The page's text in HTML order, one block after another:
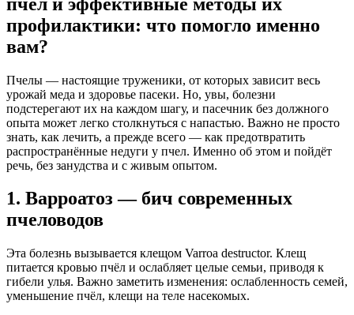
профилактики: что помогло именно
вам?
Пчелы — настоящие труженики, от которых зависит весь
урожай меда и здоровье пасеки. Но, увы, болезни
подстерегают их на каждом шагу, и пасечник без должного
опыта может легко столкнуться с напастью. Важно не просто
знать, как лечить, а прежде всего — как предотвратить
распространённые недуги у пчел. Именно об этом и пойдёт
речь, без занудства и с живым опытом.
1. Варроатоз — бич современных
пчеловодов
Эта болезнь вызывается клещом Varroa destructor. Клещ
питается кровью пчёл и ослабляет целые семьи, приводя к
гибели улья. Важно заметить изменения: ослабленность семей,
уменьшение пчёл, клещи на теле насекомых.